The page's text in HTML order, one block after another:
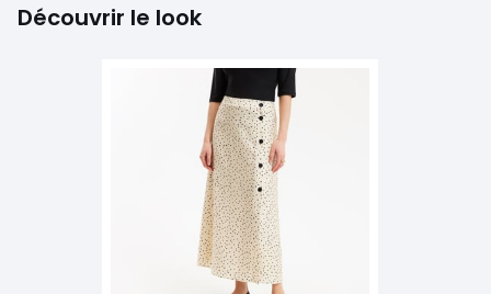
Découvrir le look